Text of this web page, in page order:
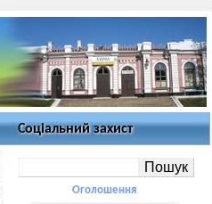
Соціальний захист
Оголошення